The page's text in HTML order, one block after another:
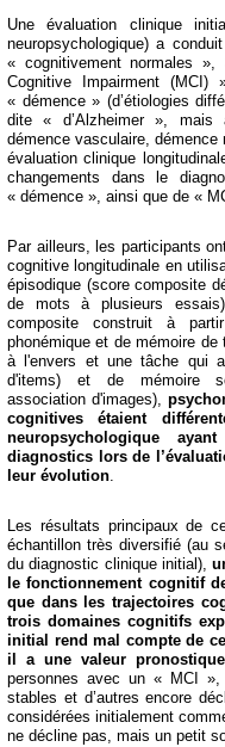
Une évaluation clinique
neuropsychologique) a
« cognitivement normales »,
Cognitive Impairment (MCI)
« démence » (d’étiologies
dite « d’Alzheimer », mais
démence vasculaire,
évaluation clinique
changements dans le
« démence », ainsi que de «
Par ailleurs, les participants
cognitive longitudinale en
épisodique (score composite
de mots à plusieurs
composite construit à
phonémique et de mémoire
à l'envers et une tâche qui
d'items) et de mémoire
association d'images),
cognitives étaient
neuropsychologique
diagnostics lors de
leur évolution.
Les résultats principaux de
échantillon très diversifié (au
du diagnostic clinique initial),
le fonctionnement cognitif
que dans les trajectoires
trois domaines cognitifs
initial rend mal compte de
il a une valeur
personnes avec un « MCI »,
stables et d’autres encore
considérées initialement
ne décline pas, mais un petit